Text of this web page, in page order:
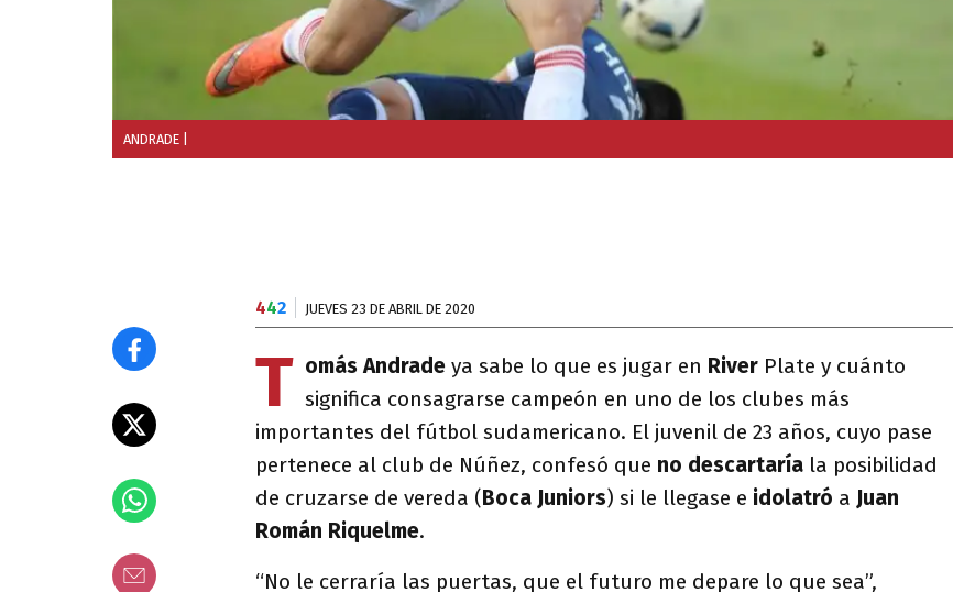
ANDRADE
442 JUEVES 23 DE ABRIL DE 2020
T omás Andrade ya sabe lo que es jugar en River Plate y cuánto
significa consagrarse campeón en uno de los clubes más
importantes del fútbol sudamericano. El juvenil de 23 años, cuyo pase
pertenece al club de Núñez, confesó que no descartaría la posibilidad
de cruzarse de vereda (Boca Juniors) si le llegase e idolatró a Juan
Román Riquelme.
“No le cerraría las puertas, que el futuro me depare lo que sea”,